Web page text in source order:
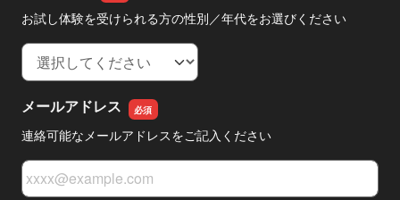
お試し体験を受けられる方の性別／年代をお選びください
性別／年代
メールアドレス
連絡可能なメールアドレスをご記入ください
メールアドレス